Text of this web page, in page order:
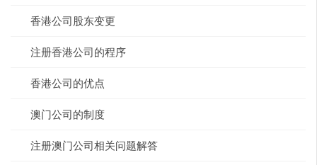
香港公司股东变更
注册香港公司的程序
香港公司的优点
澳门公司的制度
注册澳门公司相关问题解答